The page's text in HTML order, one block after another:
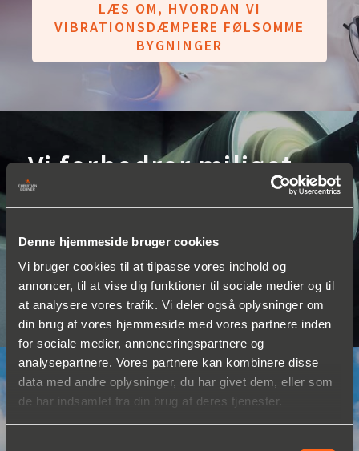
Denne hjemmeside bruger cookies
Vi bruger cookies til at tilpasse vores indhold og
annoncer, til at vise dig funktioner til sociale medier og til
at analysere vores trafik. Vi deler også oplysninger om
din brug af vores hjemmeside med vores partnere inden
for sociale medier, annonceringspartnere og
analysepartnere. Vores partnere kan kombinere disse
data med andre oplysninger, du har givet dem, eller som
de har indsamlet fra din brug af deres tjenester.
LÆS OM, HVORDAN VI
VIBRATIONSDÆMPERE FØLSOMME
BYGNINGER
Vi forbedrer miljøet
som påvirker mange
LÆS MERE OM HVORDAN VI FORBEDRER
MILJØET
Vi hjælper industrinen
med tekniske